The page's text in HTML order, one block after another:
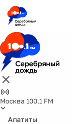
Москва 100.1 FM
Апатиты